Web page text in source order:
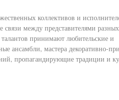
коллективов и
между представителями
принимают любительские и
ансамбли, мастера декоративно-
пропагандирующие традиции и